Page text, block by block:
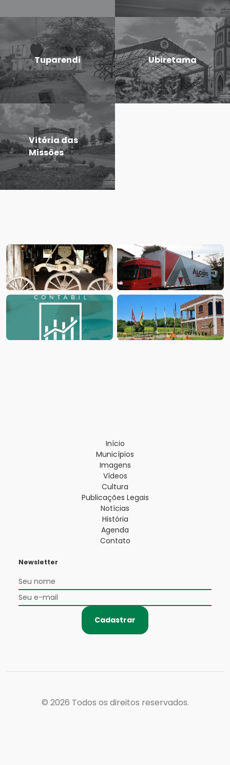
Tuparendi Ubiretama
Vitória das
Missões
Início
Municípios
Imagens
Vídeos
Cultura
Publicações Legais
Notícias
História
Agenda
Contato
Newsletter
Cadastrar
© 2026 Todos os direitos reservados.